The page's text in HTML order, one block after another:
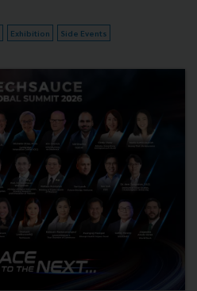
Exhibition Side Events